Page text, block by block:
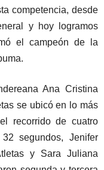
competencia, desde
y hoy logramos
el campeón de la
Ana Cristina
se ubicó en lo más
recorrido de cuatro
segundos, Jenifer
y Sara Juliana